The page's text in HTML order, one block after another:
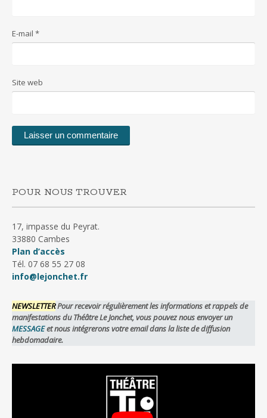
E-mail *
Site web
POUR NOUS TROUVER
17, impasse du Peyrat.
33880 Cambes
Plan d’accès
Tél. 07 68 55 27 08
info@lejonchet.fr
NEWSLETTERPour recevoir régulièrement les informations et rappels de
manifestations du Théâtre Le Jonchet, vous pouvez nous envoyer un
MESSAGEet nous intégrerons votre email dans la liste de diffusion
hebdomadaire.